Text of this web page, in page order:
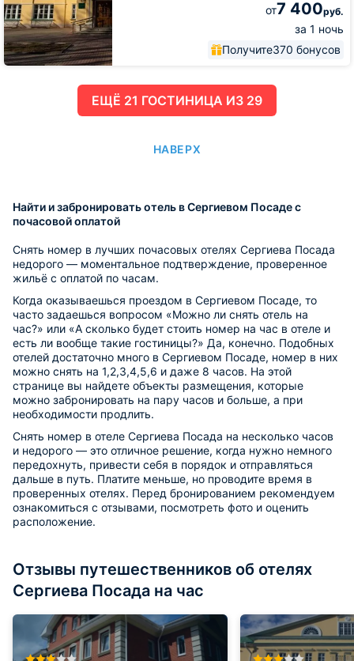
от7 400руб.
за 1 ночь
Получите370 бонусов
ЕЩË 21 ГОСТИНИЦА ИЗ 29
НАВЕРХ
Найти и забронировать отель в Сергиевом Посаде с
почасовой оплатой
Снять номер в лучших почасовых отелях Сергиева Посада
недорого — моментальное подтверждение, проверенное
жильё с оплатой по часам.
Когда оказываешься проездом в Сергиевом Посаде, то
часто задаешься вопросом «Можно ли снять отель на
час?» или «А сколько будет стоить номер на час в отеле и
есть ли вообще такие гостиницы?» Да, конечно. Подобных
отелей достаточно много в Сергиевом Посаде, номер в них
можно снять на 1,2,3,4,5,6 и даже 8 часов. На этой
странице вы найдете объекты размещения, которые
можно забронировать на пару часов и больше, а при
необходимости продлить.
Снять номер в отеле Сергиева Посада на несколько часов
и недорого — это отличное решение, когда нужно немного
передохнуть, привести себя в порядок и отправляться
дальше в путь. Платите меньше, но проводите время в
проверенных отелях. Перед бронированием рекомендуем
ознакомиться с отзывами, посмотреть фото и оценить
расположение.
Отзывы путешественников об отелях
Сергиева Посада на час